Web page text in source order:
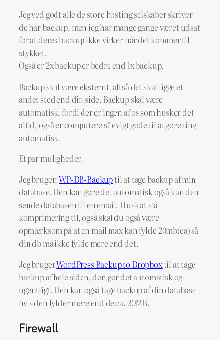
Jeg ved godt alle de store hosting selskaber skriver
de har backup, men jeg har mange gange været udsat
for at deres backup ikke virker når det kommer til
stykket.
Også er 2x backup er bedre end 1x backup.
Backup skal være eksternt, altså det skal ligge et
andet sted end din side. Backup skal være
automatisk, fordi der er ingen af os som husker det
altid, også er computere så evigt gode til at gøre ting
automatisk.
Et par muligheder.
Jeg bruger:WP-DB-Backuptil at tage backup af min
database. Den kan gøre det automatisk også kan den
sende databasen til en email. Husk at slå
komprimering til, også skal du også være
opmærksom på at en mail max kan fylde 20mb(ca) så
din db må ikke fylde mere end det.
Jeg brugerWordPress Backup to Dropboxtil at tage
backup af hele siden, den gør det automatisk og
ugentligt. Den kan også tage backup af din database
hvis den fylder mere end de ca. 20MB.
Firewall